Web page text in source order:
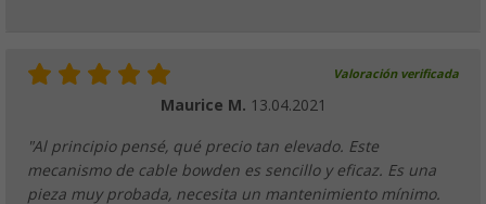
Valoración verificada
Maurice M. 13.04.2021
"Al principio pensé, qué precio tan elevado. Este
mecanismo de cable bowden es sencillo y eficaz. Es una
pieza muy probada, necesita un mantenimiento mínimo.